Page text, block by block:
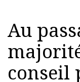
Au
conseil